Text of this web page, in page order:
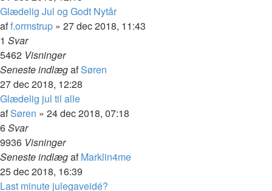
Glædelig Jul og Godt Nytår
aff.ormstrup » 27 dec 2018, 11:43
1 Svar
5462 Visninger
Seneste indlægafSøren
27 dec 2018, 12:28
Glædelig jul til alle
afSøren » 24 dec 2018, 07:18
6Svar
9936 Visninger
Seneste indlægafMarklin4me
25 dec 2018, 16:39
Last minute julegaveidé?